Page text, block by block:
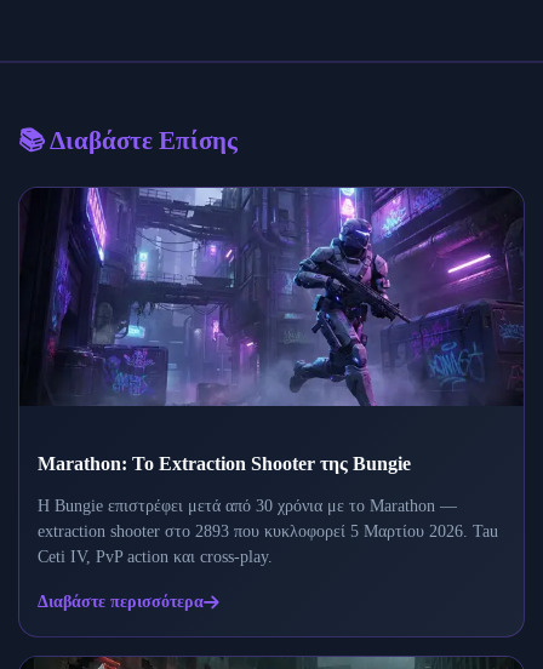
📚 Διαβάστε Επίσης
Marathon: Το Extraction Shooter της Bungie
Η Bungie επιστρέφει μετά από 30 χρόνια με το Marathon —
extraction shooter στο 2893 που κυκλοφορεί 5 Μαρτίου 2026. Tau
Ceti IV, PvP action και cross-play.
Διαβάστε περισσότερα